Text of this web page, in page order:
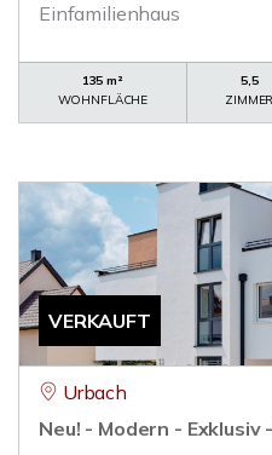
Einfamilienhaus
135 m²
WOHNFLÄCHE
5,5
ZIMMER
VERKAUFT
Urbach
Neu! - Modern - Exklusiv